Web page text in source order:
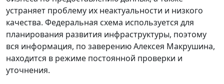
устраняет проблему их неактуальности и низкого
качества. Федеральная схема используется для
планирования развития инфраструктуры, поэтому
вся информация, по заверению Алексея Макрушина,
находится в режиме постоянной проверки и
уточнения.